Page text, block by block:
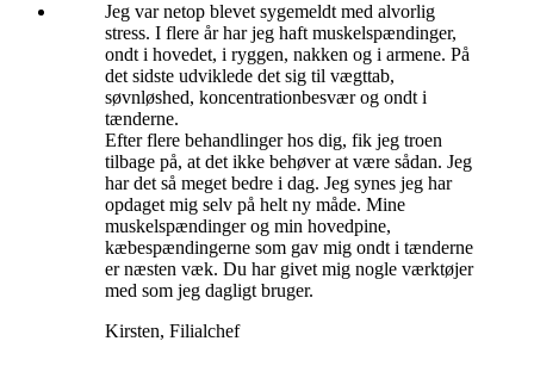
Jeg var netop blevet sygemeldt med alvorlig
stress. I flere år har jeg haft muskelspændinger,
ondt i hovedet, i ryggen, nakken og i armene. På
det sidste udviklede det sig til vægttab,
søvnløshed, koncentrationbesvær og ondt i
tænderne.
Efter flere behandlinger hos dig, fik jeg troen
tilbage på, at det ikke behøver at være sådan. Jeg
har det så meget bedre i dag. Jeg synes jeg har
opdaget mig selv på helt ny måde. Mine
muskelspændinger og min hovedpine,
kæbespændingerne som gav mig ondt i tænderne
er næsten væk. Du har givet mig nogle værktøjer
med som jeg dagligt bruger.
Kirsten, Filialchef